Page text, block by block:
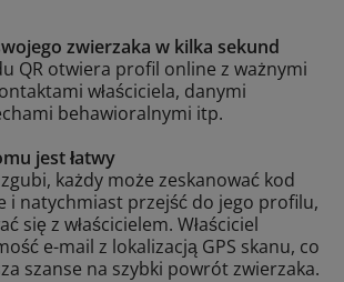
zwierzaka w kilka sekund
QR otwiera profil online z ważnymi
właściciela, danymi
behawioralnymi itp.
jest łatwy
każdy może zeskanować kod
i natychmiast przejść do jego profilu,
się z właścicielem. Właściciel
e-mail z lokalizacją GPS skanu, co
szanse na szybki powrót zwierzaka.